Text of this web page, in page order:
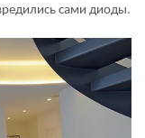
сами диоды.